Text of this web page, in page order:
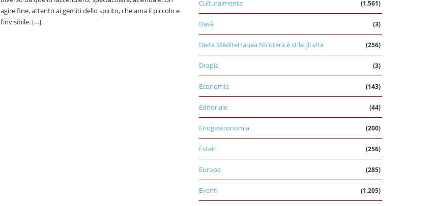
agire fine, attento ai gemiti dello spirito, che ama il piccolo e
l’invisibile. […]
Culturalmente (1.561)
Dasà (3)
Dieta Mediterranea Nicotera è stile di vita (256)
Drapia (3)
Economia (143)
Editoriale (44)
Enogastronomia (200)
Esteri (256)
Europa (285)
Eventi (1.205)